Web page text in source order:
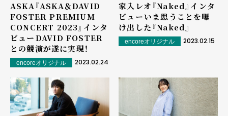
ASKA『ASKA＆DAVID
FOSTER PREMIUM
CONCERT 2023』インタ
ビュー――DAVID FOSTER
との競演が遂に実現！
encoreオリジナル 2023.02.24
家入レオ『Naked』インタ
ビュー――いま思うことを曝
け出した『Naked』
encoreオリジナル 2023.02.15